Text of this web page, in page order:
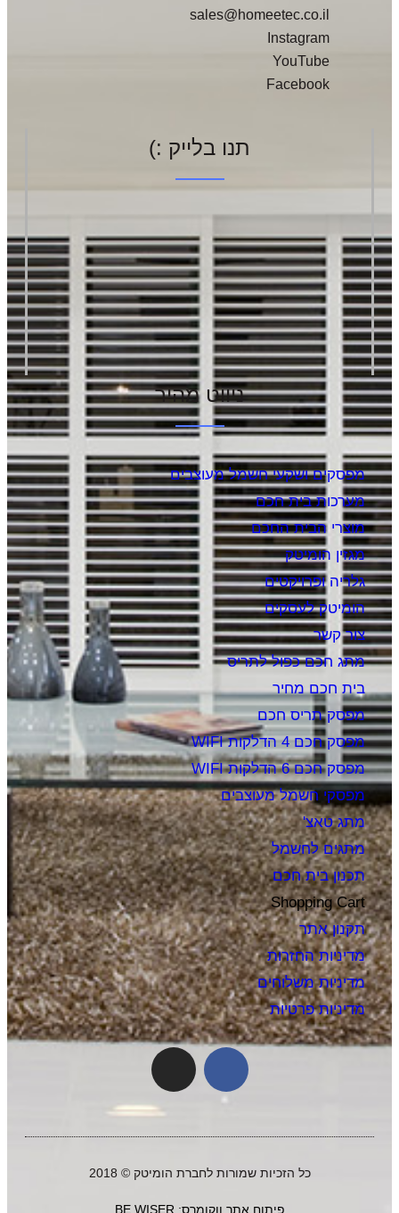
sales@homeetec.co.il
Instagram
YouTube
Facebook
תנו בלייק :)
ניווט מהיר
מפסקים ושקעי חשמל מעוצבים
מערכות בית חכם
מוצרי הבית החכם
מגזין הומיטק
גלריה ופרויקטים
הומיטק לעסקים
צור קשר
מתג חכם כפול לתריס
בית חכם מחיר
מפסק תריס חכם
מפסק חכם 4 הדלקות WIFI
מפסק חכם 6 הדלקות WIFI
מפסקי חשמל מעוצבים
מתג טאצ'
מתגים לחשמל
תכנון בית חכם
Shopping Cart
תקנון אתר
מדיניות החזרות
מדיניות משלוחים
מדיניות פרטיות
כל הזכיות שמורות לחברת הומיטק © 2018
פיתוח אתר ווקומרס: BE WISER